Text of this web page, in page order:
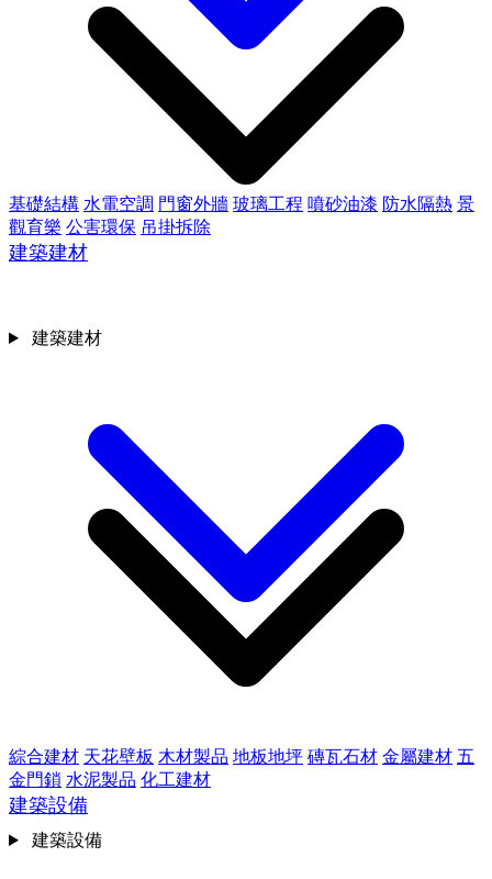
基礎結構 水電空調 門窗外牆 玻璃工程 噴砂油漆 防水隔熱 景
觀育樂 公害環保 吊掛拆除
建築建材
綜合建材 天花壁板 木材製品 地板地坪 磚瓦石材 金屬建材 五
金門鎖 水泥製品 化工建材
建築設備
建築建材
建築設備